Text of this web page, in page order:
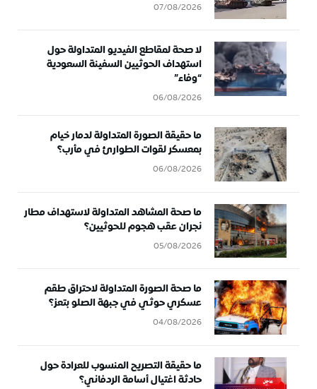
07/08/2026
لا صحة لمقاطع الفيديو المتداولة حول
استهداف الحوثيين السفينة السعودية
“وفاء”
06/08/2026
ما حقيقة الصورة المتداولة لدمار خيام
بمعسكر لقوات الطوارئ في مأرب؟
06/08/2026
ما صحة المشاهد المتداولة لاستهداف مطار
نجران عقب هجوم للحوثيين؟
05/08/2026
ما صحة الصورة المتداولة لاحتراق طقم
عسكري حوثي في جبهة الصلو بتعز؟
04/08/2026
ما حقيقة التصريح المنسوب للعرادة حول
حادثة اغتيال أسامة الردفاني؟